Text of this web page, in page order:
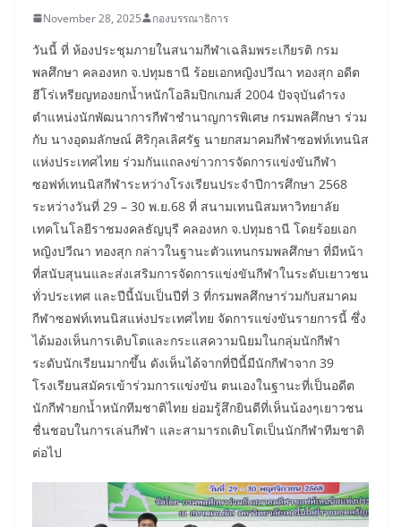
November 28, 2025 กองบรรณาธิการ
วันนี้ ที่ ห้องประชุมภายในสนามกีฬาเฉลิมพระเกียรติ กรม
พลศึกษา คลองหก จ.ปทุมธานี ร้อยเอกหญิงปวีณา ทองสุก อดีต
ฮีโร่เหรียญทองยกน้ำหนักโอลิมปิกเกมส์ 2004 ปัจจุบันดำรง
ตำแหน่งนักพัฒนาการกีฬาชำนาญการพิเศษ กรมพลศึกษา ร่วม
กับ นางอุดมลักษณ์ ศิริกุลเลิศรัฐ นายกสมาคมกีฬาซอฟท์เทนนิส
แห่งประเทศไทย ร่วมกันแถลงข่าวการจัดการแข่งขันกีฬา
ซอฟท์เทนนิสกีฬาระหว่างโรงเรียนประจำปีการศึกษา 2568
ระหว่างวันที่ 29 – 30 พ.ย.68 ที่ สนามเทนนิสมหาวิทยาลัย
เทคโนโลยีราชมงคลธัญบุรี คลองหก จ.ปทุมธานี โดยร้อยเอก
หญิงปวีณา ทองสุก กล่าวในฐานะตัวแทนกรมพลศึกษา ที่มีหน้า
ที่สนับสุนนและส่งเสริมการจัดการแข่งขันกีฬาในระดับเยาวชน
ทั่วประเทศ และปีนี้นับเป็นปีที่ 3 ที่กรมพลศึกษาร่วมกับสมาคม
กีฬาซอฟท์เทนนิสแห่งประเทศไทย จัดการแข่งขันรายการนี้ ซึ่ง
ได้มองเห็นการเติบโตและกระแสความนิยมในกลุ่มนักกีฬา
ระดับนักเรียนมากขึ้น ดังเห็นได้จากที่ปีนี้มีนักกีฬาจาก 39
โรงเรียนสมัครเข้าร่วมการแข่งขัน ตนเองในฐานะที่เป็นอดีต
นักกีฬายกน้ำหนักทีมชาติไทย ย่อมรู้สึกยินดีที่เห็นน้องๆเยาวชน
ชื่นชอบในการเล่นกีฬา และสามารถเติบโตเป็นนักกีฬาทีมชาติ
ต่อไป